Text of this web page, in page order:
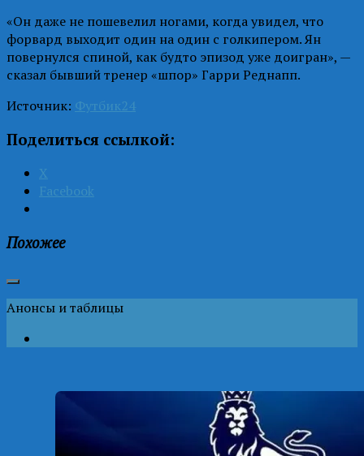
«Он даже не пошевелил ногами, когда увидел, что
форвард выходит один на один с голкипером. Ян
повернулся спиной, как будто эпизод уже доигран», —
сказал бывший тренер «шпор» Гарри Реднапп.
Источник: Футбик24
Поделиться ссылкой:
X
Facebook
Похожее
Анонсы и таблицы